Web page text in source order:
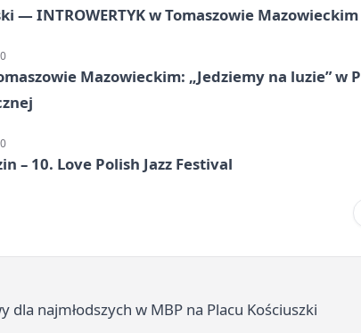
— INTROWERTYK w Tomaszowie Mazowieckim
Mazowieckim: „Jedziemy na luzie”
– 10. Love Polish Jazz Festival
dla najmłodszych w MBP na Placu Kościuszki